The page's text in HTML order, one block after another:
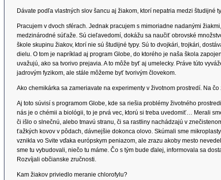
Dávate podľa vlastných slov šancu aj žiakom, ktorí nepatria medzi študijné
Pracujem v dvoch sférach. Jednak pracujem s mimoriadne nadanými
medzinárodné súťaže. Sú cieľavedomí, dokážu sa naučiť obrovské
škole skupinu žiakov, ktorí nie sú študijné typy. Sú to dvojkári, trojkári,
dielu. O tom je napríklad aj program Globe, do ktorého je naša škola
uvažujú, ako sa tvorivo prejavia. A to môže byť aj umelecky. Práve túto
jadrovým fyzikom, ale stále môžeme byť tvorivým človekom.
Ako chemikárka sa zameriavate na experimenty v životnom prostredí. Na
Aj toto súvisí s programom Globe, kde sa riešia problémy životného
nás je o chémii a biológii, to je prvá vec, ktorú si treba uvedomiť… Merali
či išlo o slnečnú, alebo tmavú stranu, či sa rastliny nachádzajú v
ťažkých kovov v pôdach, dávnejšie dokonca olovo. Skúmali sme
vznikla vo Svite vďaka európskym peniazom, ale zrazu akoby mesto
sme tu vybudovali, niečo tu máme. Čo s tým bude ďalej, informovala sa
Rozvíjali občianske zručnosti.
Kam žiakov priviedlo meranie chlorofylu?